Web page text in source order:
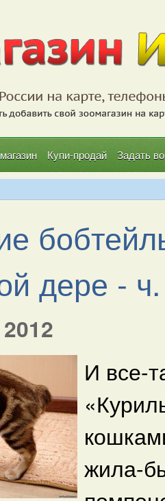
Купи-продай Задать
дере -
И все-
жила-